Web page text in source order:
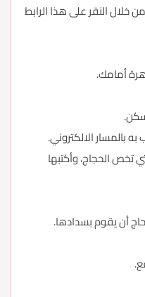
خلال النقر على هذا الرابط
أمامك.
بالمسار الالكتروني.
تخص الحجاج، وأكتبها
أن يقوم بسدادها.